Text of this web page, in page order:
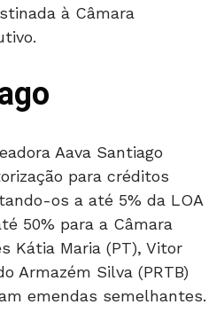
à Câmara
Aava Santiago
para créditos
os a até 5% da LOA
50% para a Câmara
Kátia Maria (PT), Vitor
Armazém Silva (PRTB)
emendas semelhantes.